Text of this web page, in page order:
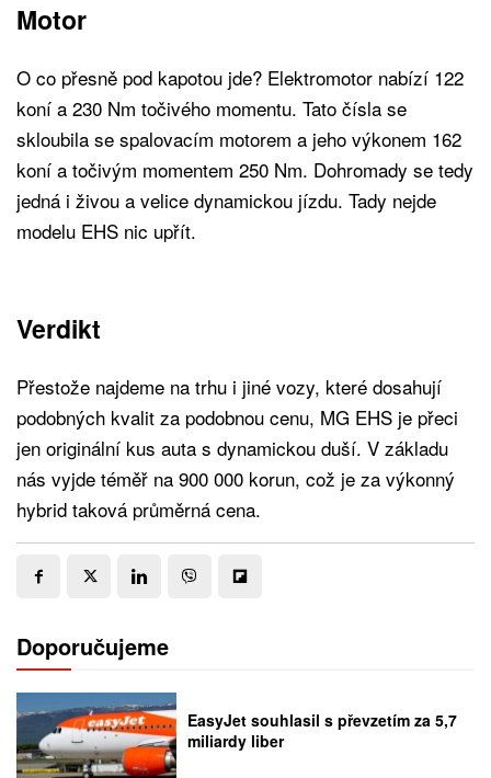
Motor
O co přesně pod kapotou jde? Elektromotor nabízí 122
koní a 230 Nm točivého momentu. Tato čísla se
skloubila se spalovacím motorem a jeho výkonem 162
koní a točivým momentem 250 Nm. Dohromady se tedy
jedná i živou a velice dynamickou jízdu. Tady nejde
modelu EHS nic upřít.
Verdikt
Přestože najdeme na trhu i jiné vozy, které dosahují
podobných kvalit za podobnou cenu, MG EHS je přeci
jen originální kus auta s dynamickou duší. V základu
nás vyjde téměř na 900 000 korun, což je za výkonný
hybrid taková průměrná cena.
Doporučujeme
EasyJet souhlasil s převzetím za 5,7
miliardy liber